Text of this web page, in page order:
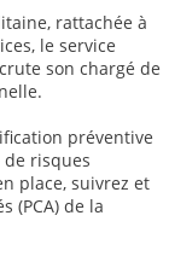
rattachée à
le service
son chargé de
préventive
risques
place, suivrez et
(PCA) de la